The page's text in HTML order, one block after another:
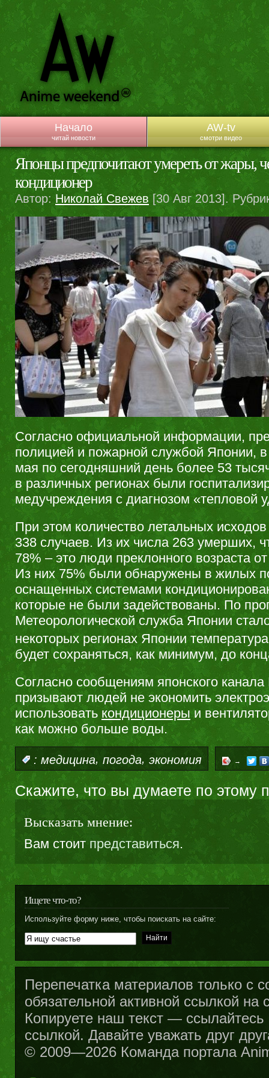
Начало
читай новости
AW-tv
смотри видео
Японцы предпочитают умереть от жары,
кондиционер
Автор: Николай Свежев [30 Авг 2013].
Согласно официальной информации,
полицией и пожарной службой Японии,
мая по сегодняшний день более 53
в различных регионах были
медучреждения с диагнозом «тепловой
При этом количество летальных
338 случаев. Из их числа 263 умерших,
78% – это люди преклонного возраста
Из них 75% были обнаружены в жилых
оснащенных системами
которые не были задействованы. По
Метеорологической служба Японии
некоторых регионах Японии
будет сохраняться, как минимум, до
Согласно сообщениям японского канала
призывают людей не экономить
использовать кондиционерыи
как можно больше воды.
: медицина, погода, экономия →
Скажите, что вы думаете по этому
Высказать мнение:
Вам стоит представиться.
Ищете что-то?
Используйте форму ниже, чтобы поискать на сайте:
Перепечатка материалов только с
обязательной активной ссылкой на
Копируете наш текст —
ссылкой. Давайте уважать друг
© 2009—2026 Команда портала